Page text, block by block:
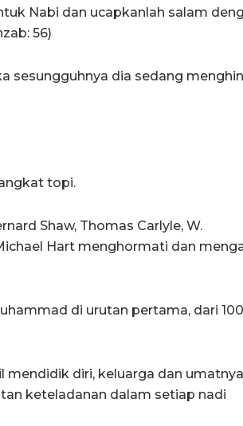
Nabi dan ucapkanlah salam
56)
sesungguhnya dia sedang
topi.
Shaw, Thomas Carlyle, W.
Hart menghormati dan
di urutan pertama, dari 100
mendidik diri, keluarga dan
keteladanan dalam setiap nadi